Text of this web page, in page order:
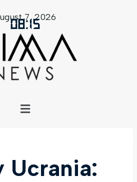
08:15
7, 2026
Ucrania: